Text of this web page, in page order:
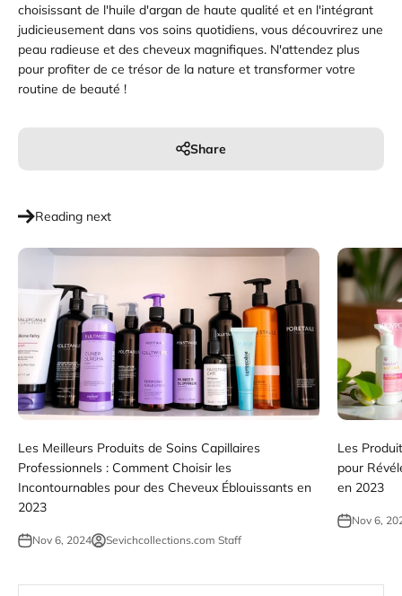
choisissant de l'huile d'argan de haute qualité et en l'intégrant
judicieusement dans vos soins quotidiens, vous découvrirez une
peau radieuse et des cheveux magnifiques. N'attendez plus
pour profiter de ce trésor de la nature et transformer votre
routine de beauté !
Share
Reading next
Les Meilleurs Produits de Soins Capillaires
Professionnels : Comment Choisir les
Incontournables pour des Cheveux Éblouissants en
2023
Nov 6, 2024 Sevichcollections.com Staff
Les
pour
en 2023
Nov 6,